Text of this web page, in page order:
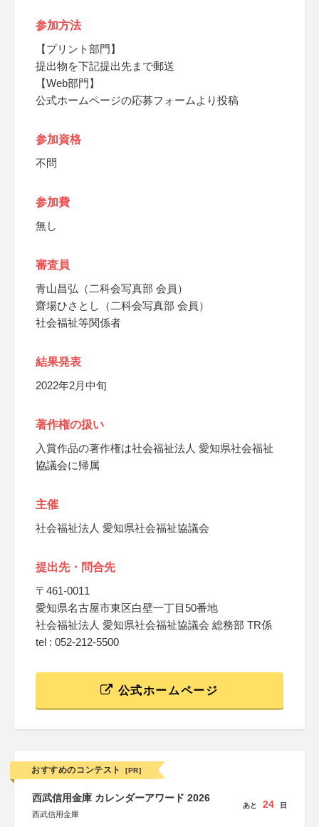
参加方法
【プリント部門】
提出物を下記提出先まで郵送
【Web部門】
公式ホームページの応募フォームより投稿
参加資格
不問
参加費
無し
審査員
青山昌弘（二科会写真部 会員）
齋場ひさとし（二科会写真部 会員）
社会福祉等関係者
結果発表
2022年2月中旬
著作権の扱い
入賞作品の著作権は社会福祉法人 愛知県社会福祉
協議会に帰属
主催
社会福祉法人 愛知県社会福祉協議会
提出先・問合先
〒461-0011
愛知県名古屋市東区白壁一丁目50番地
社会福祉法人 愛知県社会福祉協議会 総務部 TR係
tel : 052-212-5500
公式ホームページ
おすすめのコンテスト [PR]
西武信用金庫 カレンダーアワード 2026
西武信用金庫
あと 24 日